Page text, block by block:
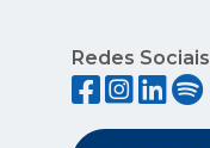
Redes Sociais